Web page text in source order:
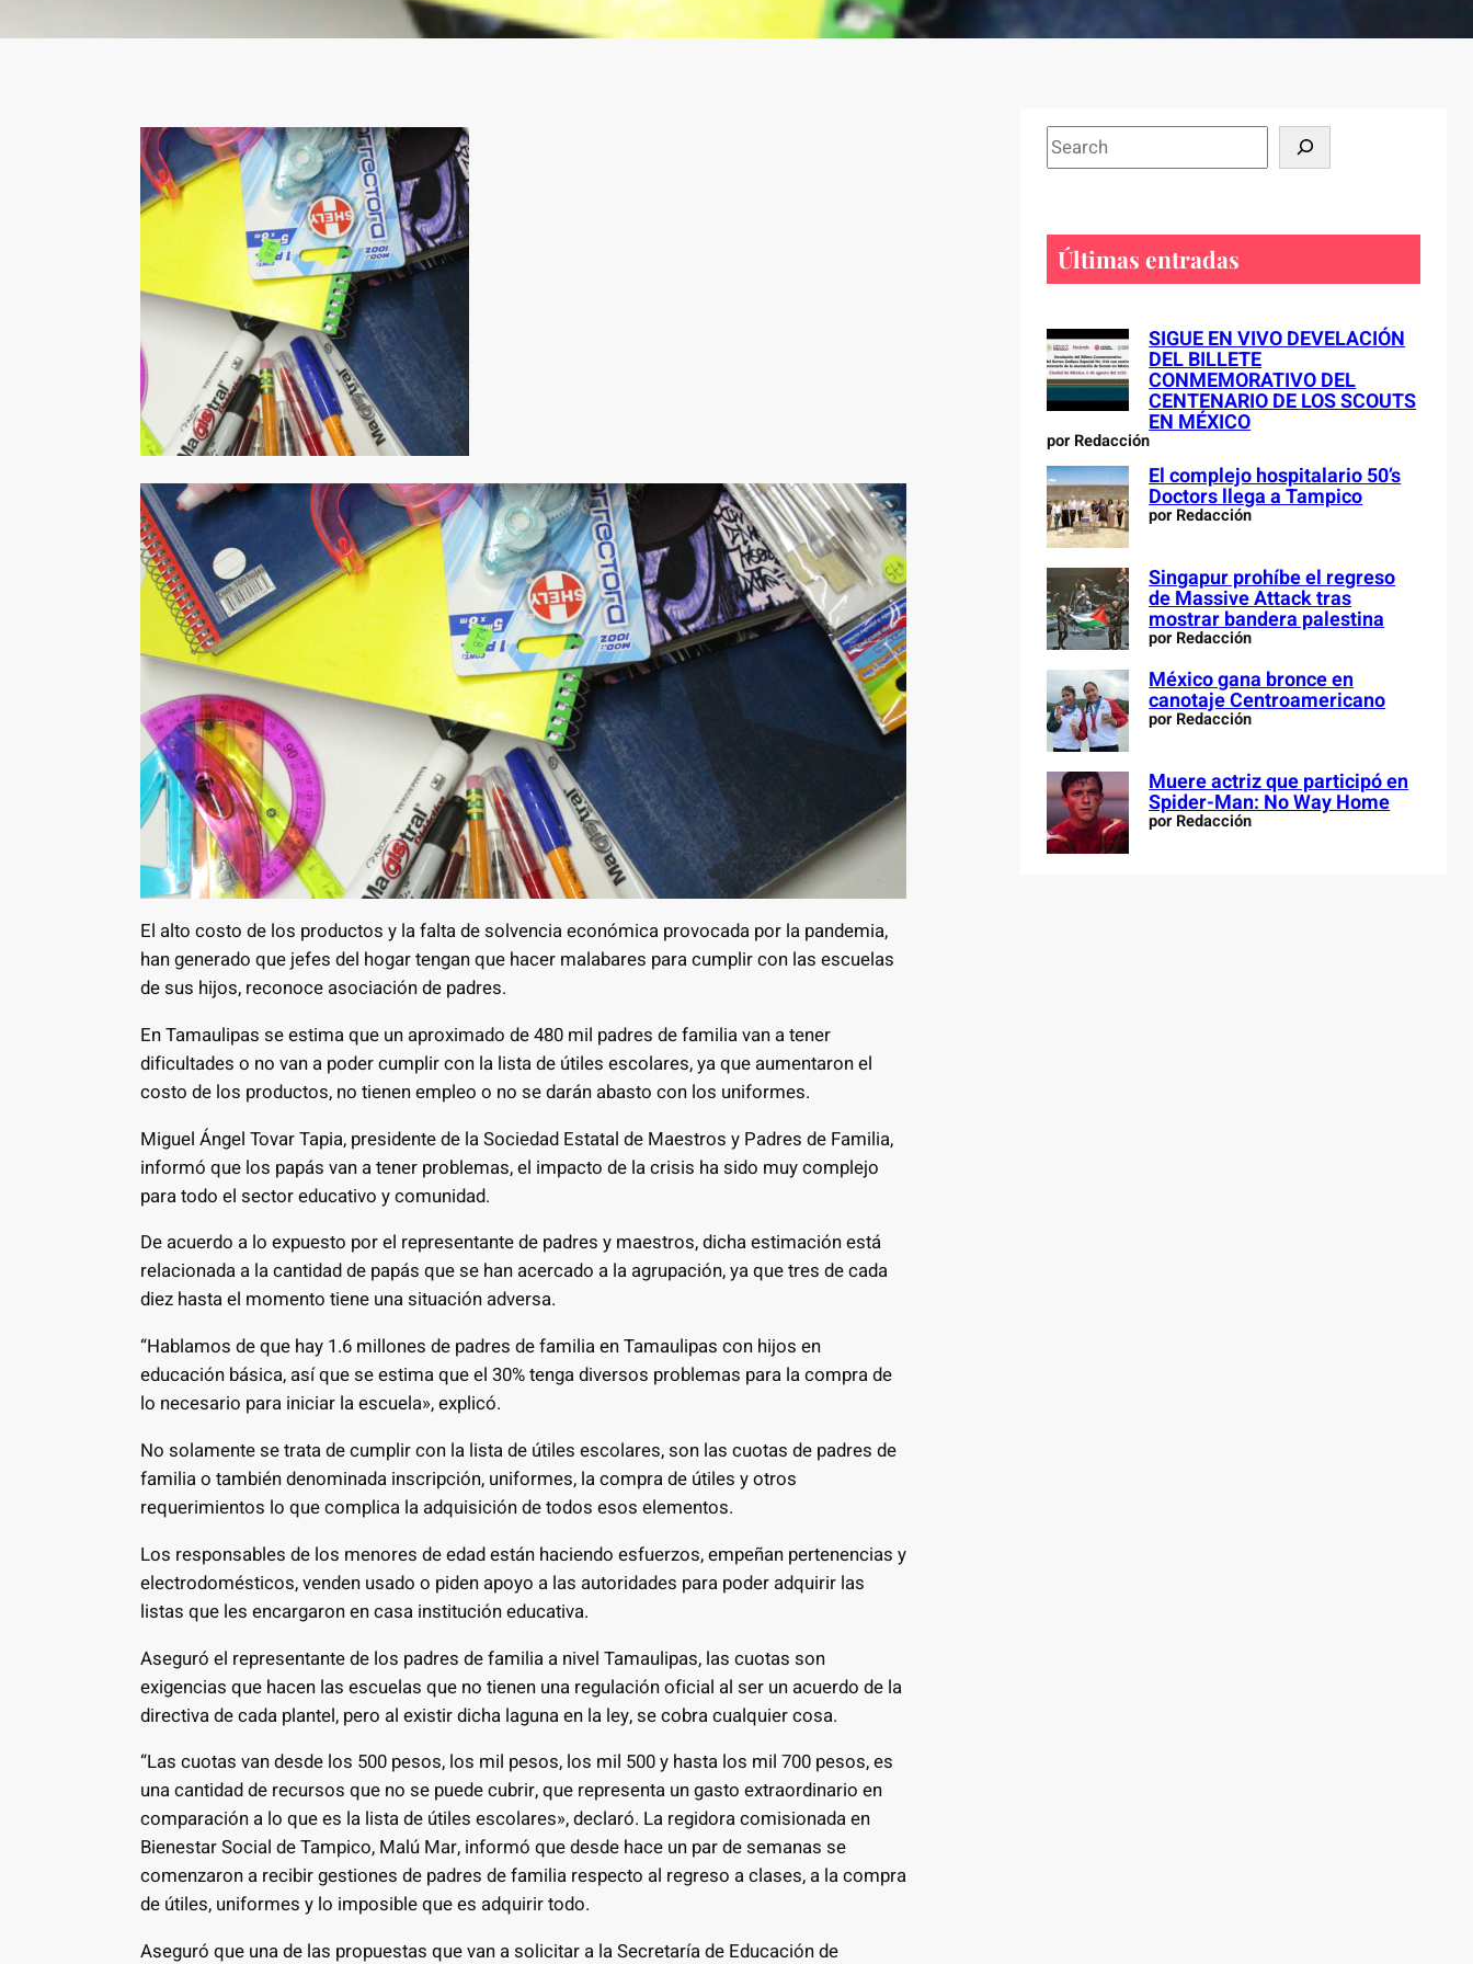
El alto costo de los productos y la falta de solvencia económica provocada por la pandemia,
han generado que jefes del hogar tengan que hacer malabares para cumplir con las escuelas
de sus hijos, reconoce asociación de padres.
En Tamaulipas se estima que un aproximado de 480 mil padres de familia van a tener
dificultades o no van a poder cumplir con la lista de útiles escolares, ya que aumentaron el
costo de los productos, no tienen empleo o no se darán abasto con los uniformes.
Miguel Ángel Tovar Tapia, presidente de la Sociedad Estatal de Maestros y Padres de Familia,
informó que los papás van a tener problemas, el impacto de la crisis ha sido muy complejo
para todo el sector educativo y comunidad.
De acuerdo a lo expuesto por el representante de padres y maestros, dicha estimación está
relacionada a la cantidad de papás que se han acercado a la agrupación, ya que tres de cada
diez hasta el momento tiene una situación adversa.
“Hablamos de que hay 1.6 millones de padres de familia en Tamaulipas con hijos en
educación básica, así que se estima que el 30% tenga diversos problemas para la compra de
lo necesario para iniciar la escuela», explicó.
No solamente se trata de cumplir con la lista de útiles escolares, son las cuotas de padres de
familia o también denominada inscripción, uniformes, la compra de útiles y otros
requerimientos lo que complica la adquisición de todos esos elementos.
Los responsables de los menores de edad están haciendo esfuerzos, empeñan pertenencias y
electrodomésticos, venden usado o piden apoyo a las autoridades para poder adquirir las
listas que les encargaron en casa institución educativa.
Aseguró el representante de los padres de familia a nivel Tamaulipas, las cuotas son
exigencias que hacen las escuelas que no tienen una regulación oficial al ser un acuerdo de la
directiva de cada plantel, pero al existir dicha laguna en la ley, se cobra cualquier cosa.
“Las cuotas van desde los 500 pesos, los mil pesos, los mil 500 y hasta los mil 700 pesos, es
una cantidad de recursos que no se puede cubrir, que representa un gasto extraordinario en
comparación a lo que es la lista de útiles escolares», declaró. La regidora comisionada en
Bienestar Social de Tampico, Malú Mar, informó que desde hace un par de semanas se
comenzaron a recibir gestiones de padres de familia respecto al regreso a clases, a la compra
de útiles, uniformes y lo imposible que es adquirir todo.
Aseguró que una de las propuestas que van a solicitar a la Secretaría de Educación de
S
e
h
Últimas entradas
SIGUE EN VIVO DEVELACIÓN
DEL BILLETE
CONMEMORATIVO DEL
CENTENARIO DE LOS SCOUTS
EN MÉXICO
por Redacción
El complejo hospitalario 50’s
Doctors llega a Tampico
por Redacción
Singapur prohíbe el regreso
de Massive Attack tras
mostrar bandera palestina
por Redacción
México gana bronce en
canotaje Centroamericano
por Redacción
Muere actriz que participó en
Spider-Man: No Way Home
por Redacción